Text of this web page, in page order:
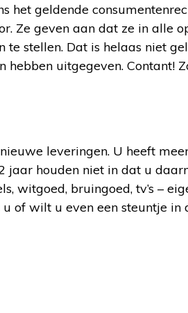
het geldende
Ze geven aan dat ze in alle
stellen. Dat is helaas niet
uitgegeven. Contant!
leveringen. U heeft
jaar houden niet in dat u
witgoed, bruingoed, tv’s –
of wilt u even een steuntje in